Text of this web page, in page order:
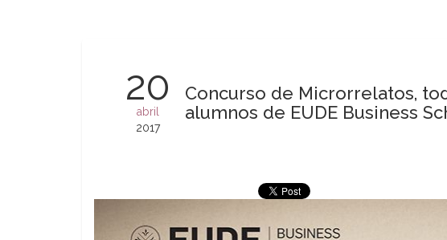
20
abril
2017
Concurso de Microrrelatos,
alumnos de EUDE Business